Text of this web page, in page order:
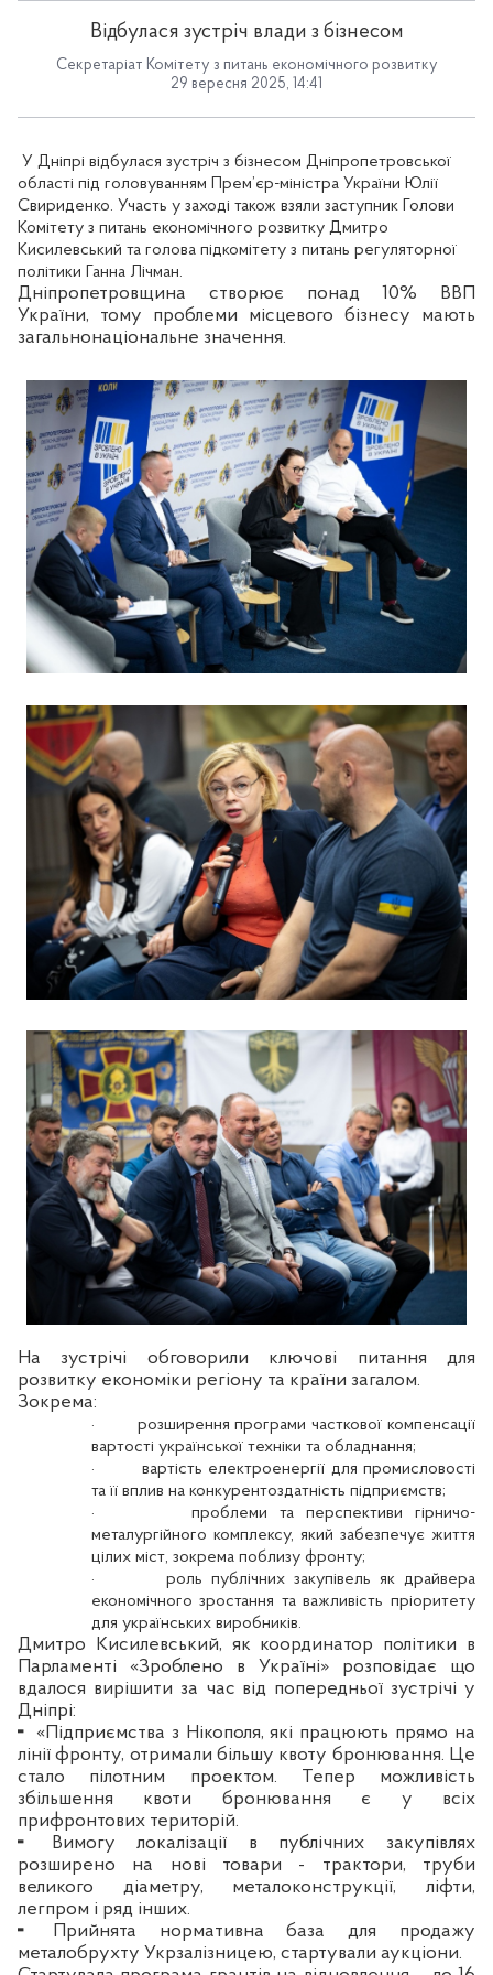
Відбулася зустріч влади з бізнесом
Секретаріат Комітету з питань економічного розвитку
29 вересня 2025, 14:41
У Дніпрі відбулася зустріч з бізнесом Дніпропетровської
області під головуванням Прем’єр-міністра України Юлії
Свириденко. Участь у заході також взяли заступник Голови
Комітету з питань економічного розвитку Дмитро
Кисилевський та голова підкомітету з питань регуляторної
політики Ганна Лічман.
Дніпропетровщина створює понад 10% ВВП
України, тому проблеми місцевого бізнесу мають
загальнонаціональне значення.
На зустрічі обговорили ключові питання для
розвитку економіки регіону та країни загалом.
Зокрема:
·
розширення програми часткової компенсації
вартості української техніки та обладнання;
·
вартість електроенергії для промисловості
та її вплив на конкурентоздатність підприємств;
·
проблеми та перспективи гірничо-
металургійного комплексу, який забезпечує життя
цілих міст, зокрема поблизу фронту;
·
роль публічних закупівель як драйвера
економічного зростання та важливість пріоритету
для українських виробників.
Дмитро Кисилевський, як координатор політики в
Парламенті «Зроблено в Україні» розповідає що
вдалося вирішити за час від попередньої зустрічі у
Дніпрі:
╸ «Підприємства з Нікополя, які працюють прямо на
лінії фронту, отримали більшу квоту бронювання. Це
стало пілотним проектом. Тепер можливість
збільшення квоти бронювання є у всіх
прифронтових територій.
╸
Вимогу локалізації в публічних закупівлях
розширено на нові товари - трактори, труби
великого діаметру, металоконструкції, ліфти,
легпром і ряд інших.
╸
Прийнята нормативна база для продажу
металобрухту Укрзалізницею, стартували аукціони.